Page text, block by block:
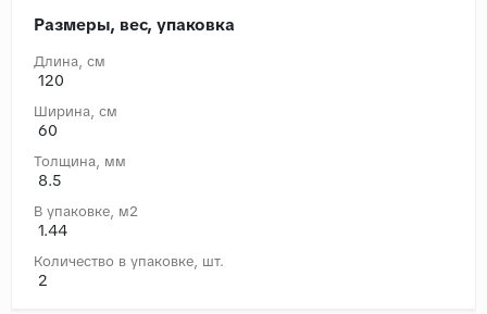
Размеры, вес, упаковка
Длина, cм
120
Ширина, cм
60
Толщина, мм
8.5
В упаковке, м2
1.44
Количество в упаковке, шт.
2